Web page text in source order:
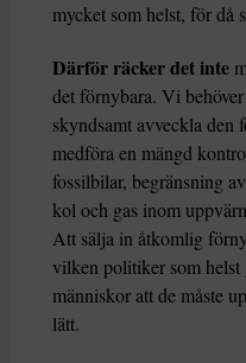
mycket som helst, för då
Därför räcker det inte
det förnybara. Vi
skyndsamt avveckla den
medföra en mängd
fossilbilar, begränsning
kol och gas inom
Att sälja in åtkomlig
vilken politiker som helst
människor att de måste
lätt.